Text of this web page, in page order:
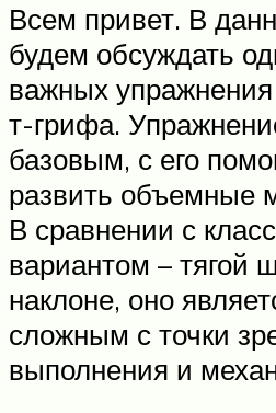
Всем привет. В
будем обсуждать
важных упражнения
т-грифа.
базовым, с его
развить объемные
В сравнении с
вариантом – тягой
наклоне, оно
сложным с точки
выполнения и